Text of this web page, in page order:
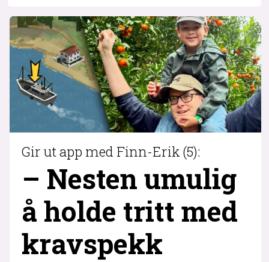
Gir ut app med Finn-Erik (5):
– Nesten umulig
å holde tritt med
krav­spekk